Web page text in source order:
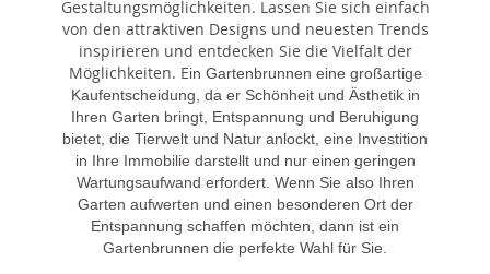
Gestaltungsmöglichkeiten. Lassen Sie sich einfach
von den attraktiven Designs und neuesten Trends
inspirieren und entdecken Sie die Vielfalt der
Möglichkeiten. Ein Gartenbrunnen eine großartige
Kaufentscheidung, da er Schönheit und Ästhetik in
Ihren Garten bringt, Entspannung und Beruhigung
bietet, die Tierwelt und Natur anlockt, eine Investition
in Ihre Immobilie darstellt und nur einen geringen
Wartungsaufwand erfordert. Wenn Sie also Ihren
Garten aufwerten und einen besonderen Ort der
Entspannung schaffen möchten, dann ist ein
Gartenbrunnen die perfekte Wahl für Sie.